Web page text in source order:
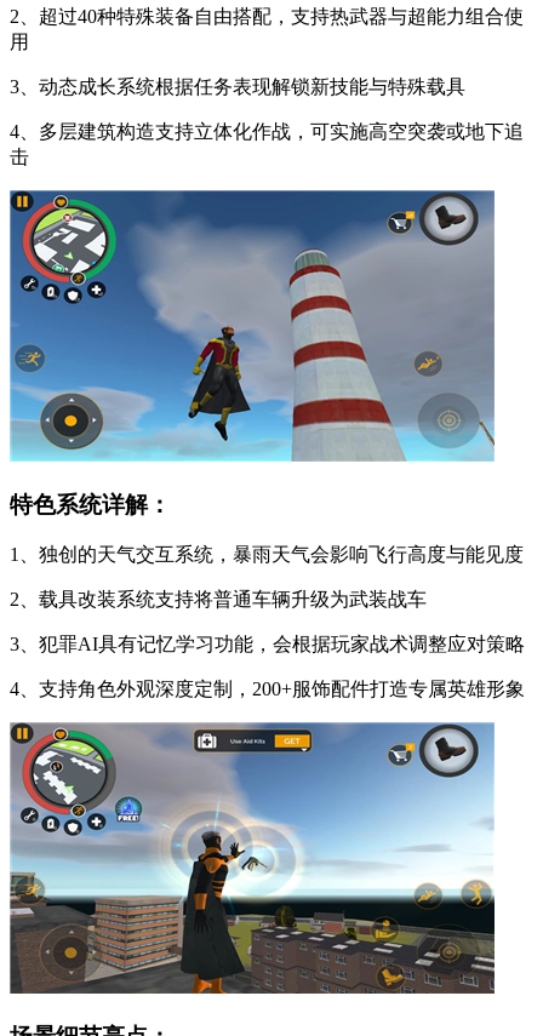
2、超过40种特殊装备自由搭配，支持热武器与超能力组合使
用
3、动态成长系统根据任务表现解锁新技能与特殊载具
4、多层建筑构造支持立体化作战，可实施高空突袭或地下追
击
特色系统详解：
1、独创的天气交互系统，暴雨天气会影响飞行高度与能见度
2、载具改装系统支持将普通车辆升级为武装战车
3、犯罪AI具有记忆学习功能，会根据玩家战术调整应对策略
4、支持角色外观深度定制，200+服饰配件打造专属英雄形象